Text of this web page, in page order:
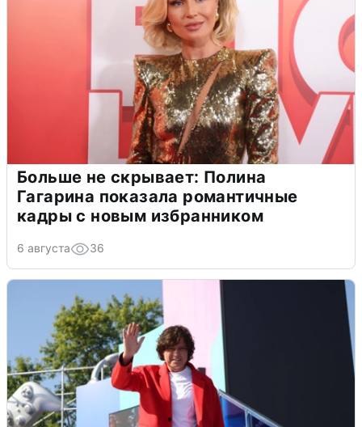
Больше не скрывает: Полина
Гагарина показала романтичные
кадры с новым избранником
6 августа 36